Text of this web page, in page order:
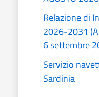
Relazione di
2026-2031
6 settembre
Servizio
Sardinia